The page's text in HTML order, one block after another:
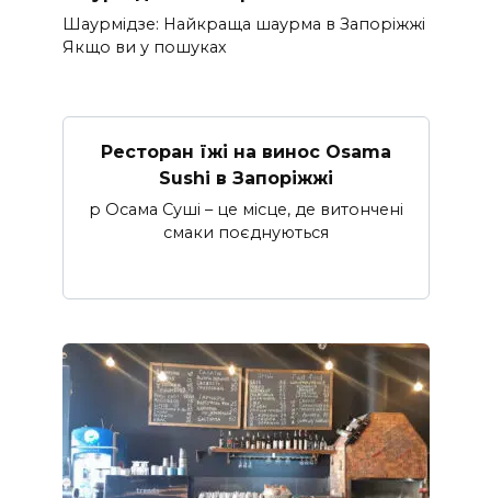
Шаурмідзе: Найкраща шаурма в Запоріжжі
Якщо ви у пошуках
Ресторан їжі на винос Osama
Sushi в Запоріжжі
p Осама Суші – це місце, де витончені
смаки поєднуються